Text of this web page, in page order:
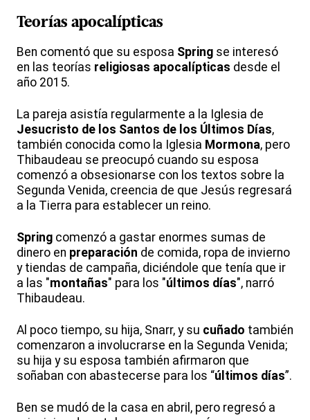
Teorías apocalípticas
Ben comentó que su esposa Spring se interesó
en las teorías religiosas apocalípticas desde el
año 2015.
La pareja asistía regularmente a la Iglesia de
Jesucristo de los Santos de los Últimos Días,
también conocida como la Iglesia Mormona, pero
Thibaudeau se preocupó cuando su esposa
comenzó a obsesionarse con los textos sobre la
Segunda Venida, creencia de que Jesús regresará
a la Tierra para establecer un reino.
Spring comenzó a gastar enormes sumas de
dinero en preparación de comida, ropa de invierno
y tiendas de campaña, diciéndole que tenía que ir
a las "montañas" para los "últimos días", narró
Thibaudeau.
Al poco tiempo, su hija, Snarr, y su cuñado también
comenzaron a involucrarse en la Segunda Venida;
su hija y su esposa también afirmaron que
soñaban con abastecerse para los “últimos días”.
Ben se mudó de la casa en abril, pero regresó a